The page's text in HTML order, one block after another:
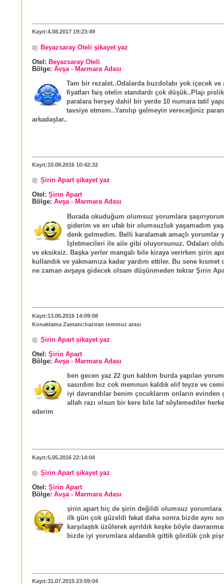
Kayıt:4.08.2017 19:23:49
Beyazsaray Oteli şikayet yaz
Otel: Beyazsaray Oteli
Bölge: Avşa - Marmara Adası
Tam bir rezalet..Odalarda buzdolabı yok içecek ve
fiyatları faiş otelin standardı çok düşük..Plajı
paralara herşey dahil bir yerde 10 numara tatil
tavsiye etmem..Yanılıp gelmeyin vereceğiniz
arkadaşlar..
Kayıt:10.08.2016 10:42:32
Şirin Apart şikayet yaz
Otel: Şirin Apart
Bölge: Avşa - Marmara Adası
Burada okuduğum olumsuz yorumlara
giderim ve en ufak bir olumsuzluk yaşamadım
denk gelmedim. Belli karalamak amaçlı yorumlar
İşletmecileri ile aile gibi oluyorsunuz. Odaları
ve eksiksiz. Başka yerler mangalı bile kiraya verirken şirin
kullandık ve yakmamıza kadar yardım ettiler. Bu sene kısmet
ne zaman avşaya gidecek olsam düşünmeden tekrar Şirin
Kayıt:13.06.2016 14:09:08
Konaklama Zamanı:hazıran temmuz arası
Şirin Apart şikayet yaz
Otel: Şirin Apart
Bölge: Avşa - Marmara Adası
ben gecen yaz 22 gun kaldım burda yapılan
sasırdım bız cok memnun kaldık elif teyze ve
iyi davrandılar benim çocuklarım onların evinden
allah razı olsun bir kere bile laf söylemediler
ederim
Kayıt:5.05.2016 22:14:04
Şirin Apart şikayet yaz
Otel: Şirin Apart
Bölge: Avşa - Marmara Adası
şirin apart hiç de şirin değildi olumsuz yorumlara
ilk gün çok güzeldi fakat daha sonra bizde aynı
karşılaştık üzülerek ayrıldık keşke böyle
bizde iyi yorumlara aldandık gittik gördük çok
Kayıt:31.07.2015 23:59:04